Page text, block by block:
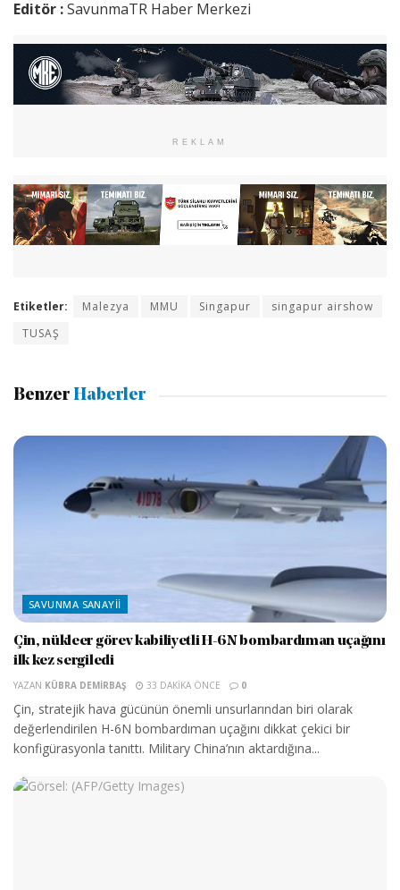
Editör :SavunmaTR Haber Merkezi
REKLAM
Etiketler: Malezya MMU Singapur
singapur airshow
TUSAŞ
Benzer Haberler
SAVUNMA SANAYII
Çin, nükleer görev kabiliyetli H-6N bombardıman uçağını
ilk kez sergiledi
YAZAN KÜBRA DEMIRBAŞ 33 DAKIKA ÖNCE 0
Çin, stratejik hava gücünün önemli unsurlarından biri olarak
değerlendirilen H-6N bombardıman uçağını dikkat çekici bir
konfigürasyonla tanıttı. Military China’nın aktardığına...